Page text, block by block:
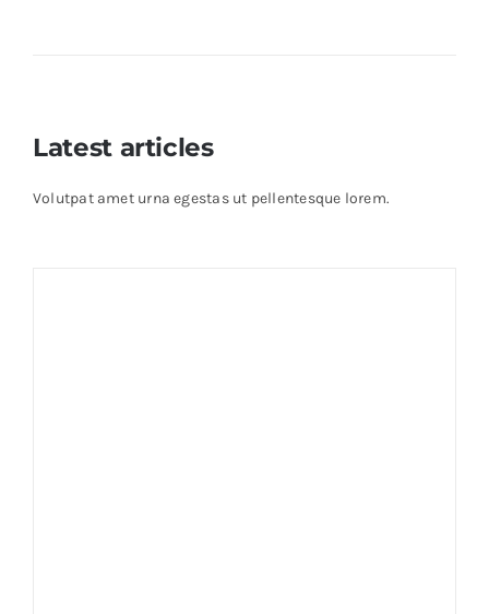
Latest articles
Volutpat amet urna egestas ut pellentesque lorem.